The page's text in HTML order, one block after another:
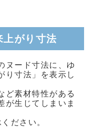
上がり寸法
ヌード寸法に、ゆ
り寸法」を表示し
ど素材特性がある
が生じてしまいま
ださい。